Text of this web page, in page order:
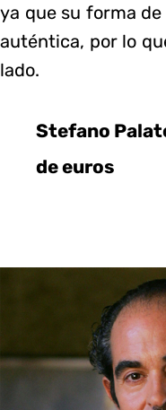
ya que su forma
auténtica, por lo
lado.
Stefano
de euros